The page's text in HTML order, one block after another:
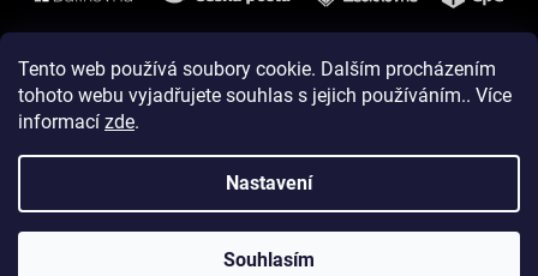
Tento web používá soubory cookie. Dalším procházením
tohoto webu vyjadřujete souhlas s jejich používáním.. Více
informací zde.
Nastavení
Souhlasím
Instagram
Vytvořil Shoptet
Copyright 2026ELEVEN sportswear. Všechna práva vyhrazena.
Upravit nastavení cookies